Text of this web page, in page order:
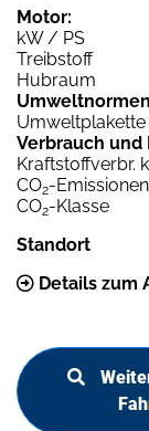
Motor:
kW / PS
Treibstoff
Hubraum
Umweltplakette
Verbrauch und
Kraftstoffverbr.
CO2-
CO2-Klasse
Standort
Details zum